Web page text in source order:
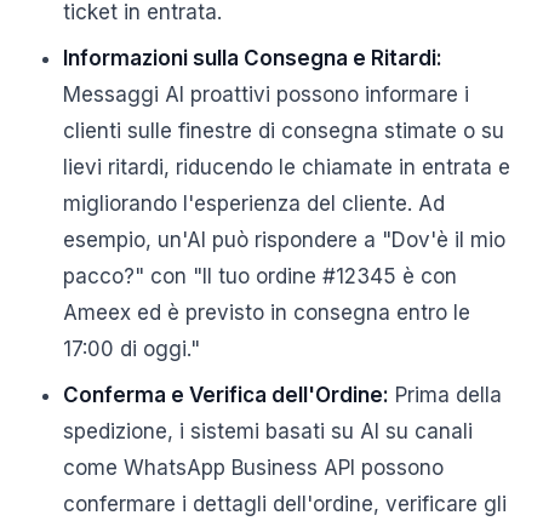
ticket in entrata.
Informazioni sulla Consegna e Ritardi:
Messaggi AI proattivi possono informare i
clienti sulle finestre di consegna stimate o su
lievi ritardi, riducendo le chiamate in entrata e
migliorando l'esperienza del cliente. Ad
esempio, un'AI può rispondere a "Dov'è il mio
pacco?" con "Il tuo ordine #12345 è con
Ameex ed è previsto in consegna entro le
17:00 di oggi."
Conferma e Verifica dell'Ordine: Prima della
spedizione, i sistemi basati su AI su canali
come WhatsApp Business API possono
confermare i dettagli dell'ordine, verificare gli